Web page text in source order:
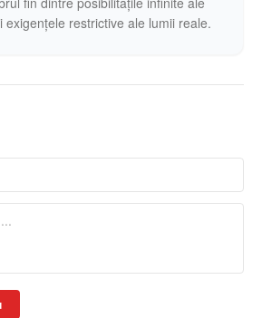
exigențele restrictive ale lumii reale.